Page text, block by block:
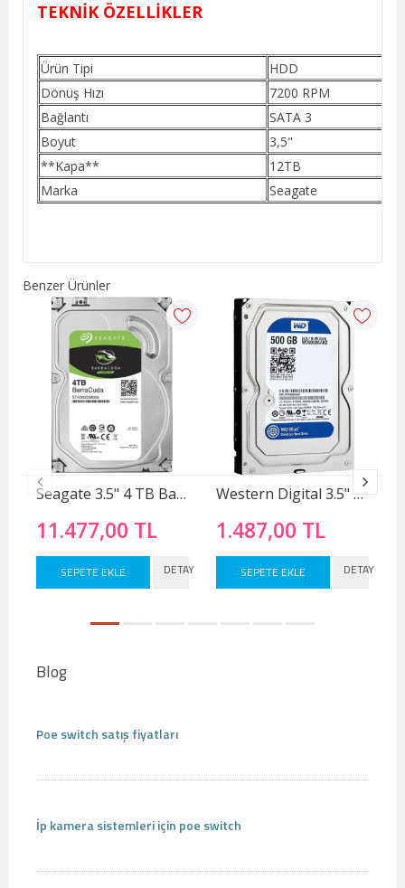
TEKNİK ÖZELLİKLER
Ürün Tipi
HDD
Dönüş Hızı
7200 RPM
Bağlantı
SATA 3
Boyut
3,5"
**Kapa**
12TB
Marka
Seagate
Benzer Ürünler
Seagate 3.5" 4 TB Barracuda ST4000DM005 SATA 3.0 5400 RPM Hard Disk
11.477,00 TL
SEPETE EKLE DETAY
Western Digital 3.5" 500 GB Caviar Blue WD5000AAKX SATA 3.0 7200 RPM Hard Disk
1.487,00 TL
SEPETE EKLE DETAY
Blog
Poe switch satış fiyatları
İp kamera sistemleri için poe switch